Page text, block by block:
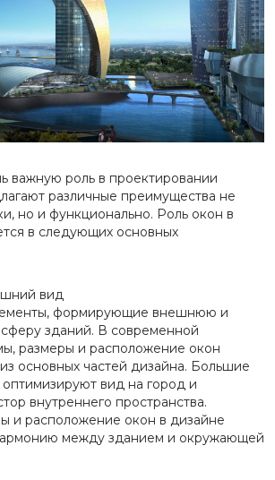
важную роль в проектировании
различные преимущества не
но и функционально. Роль окон в
в следующих основных
вид
формирующие внешнюю и
зданий. В современной
размеры и расположение окон
основных частей дизайна. Большие
вид на город и
внутреннего пространства.
и расположение окон в дизайне
между зданием и окружающей